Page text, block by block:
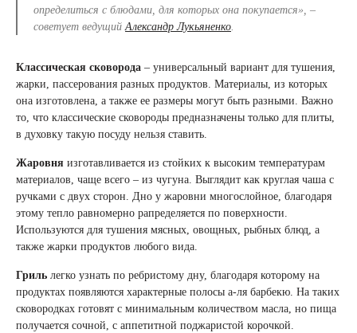
определиться с блюдами, для которых она покупается», –
советует ведущий Александр Лукьяненко
Классическая сковорода – универсальный вариант для тушения,
жарки, пассерования разных продуктов. Материалы, из которых
она изготовлена, а также ее размеры могут быть разными. Важно
то, что классические сковороды предназначены только для плиты,
в духовку такую посуду нельзя ставить.
Жаровня изготавливается из стойких к высоким температурам
материалов, чаще всего – из чугуна. Выглядит как круглая чаша с
ручками с двух сторон. Дно у жаровни многослойное, благодаря
этому тепло равномерно рапределяется по поверхности.
Используются для тушения мясных, овощных, рыбных блюд, а
также жарки продуктов любого вида.
Гриль легко узнать по ребристому дну, благодаря которому на
продуктах появляются характерные полосы а-ля барбекю. На таких
сковородках готовят с минимальным количеством масла, но пища
получается сочной, с аппетитной поджаристой корочкой.